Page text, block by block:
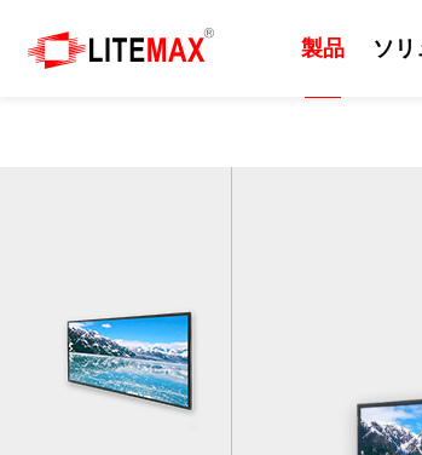
製品
産業用コンピューター
産業用パネルコンピュー
ソ
セルフサービスシステム
屋外
ODM/OEMサービス
ニュースレター
世界各地の拠点